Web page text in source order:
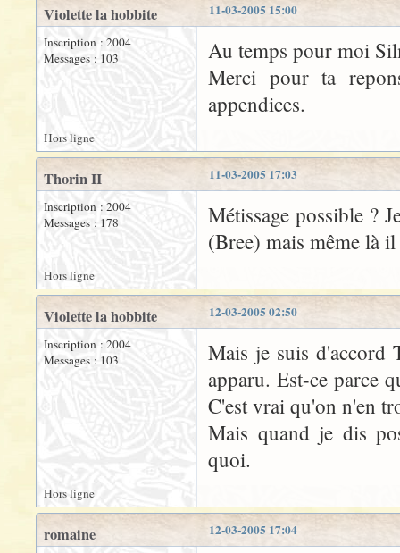
11-03-2005 15:00
Violette la hobbite
Inscription : 2004
Messages : 103
Au temps pour moi
Merci pour ta
appendices.
Hors ligne
11-03-2005 17:03
Thorin II
Inscription : 2004
Messages : 178
Métissage possible ?
(Bree) mais même là
Hors ligne
12-03-2005 02:50
Violette la hobbite
Inscription : 2004
Messages : 103
Mais je suis d'accord
apparu. Est-ce parce
C'est vrai qu'on n'en
Mais quand je dis
quoi.
Hors ligne
12-03-2005 17:04
romaine